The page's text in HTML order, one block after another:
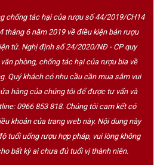
chống tác hại của rượu số 44/2019/CH14
tháng 6 năm 2019 về điều kiện bán rượu
tử. Nghị định số 24/2020/NĐ - CP quy
phòng, chống tác hại của rượu bia về
Quý khách có nhu cầu cần mua sắm vui
hàng của chúng tôi để được tư vấn và
0966 853 818. Chúng tôi cam kết có
khoản của trang web này. Nội dung này
tuổi uống rượu hợp pháp, vui lòng không
bất kỳ ai chưa đủ tuổi vị thành niên.